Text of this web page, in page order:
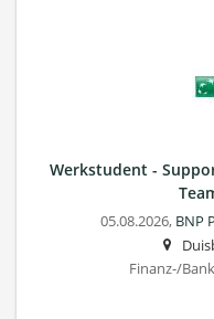
Werkstudent -
05.08.2026, BNP
Finanz-/